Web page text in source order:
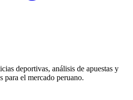
deportivas, análisis de apuestas y
para el mercado peruano.